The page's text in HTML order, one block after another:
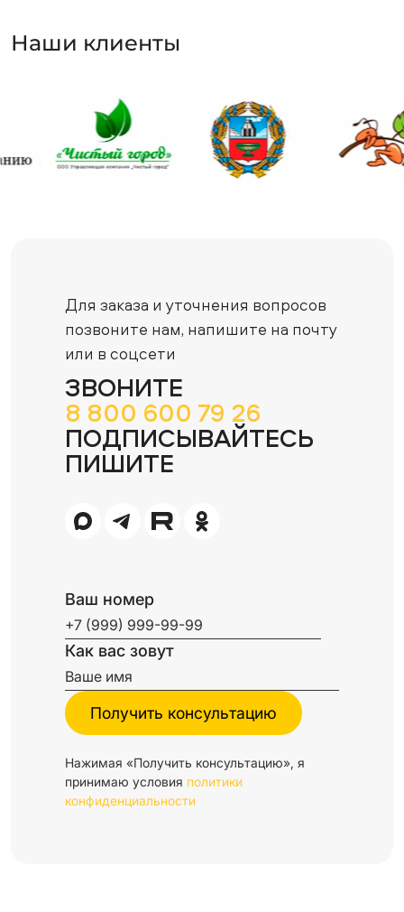
Наши клиенты
Для заказа и уточнения вопросов
позвоните нам, напишите на почту
или в соцсети
ЗВОНИТЕ
8 800 600 79 26
ПОДПИСЫВАЙТЕСЬ
ПИШИТЕ
Ваш номер
Как вас зовут
Нажимая «Получить консультацию», я
принимаю условия политики
конфиденциальности